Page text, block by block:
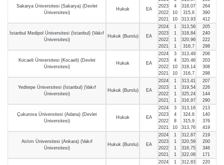
Sakarya Üniversitesi (Sakarya) (Devlet
Üniversitesi)
Hukuk EA
2023
2022
2021
4
10
10
318,07
315,6
313,93
264
390
412
İstanbul Medipol Üniversitesi (İstanbul) (Vakıf
Üniversitesi)
Hukuk (Burslu) EA
2024
2023
2022
2021
1
1
1
1
313,56
318,84
320,96
316,7
205
240
222
298
Kocaeli Üniversitesi (Kocaeli) (Devlet
Üniversitesi)
Hukuk EA
2024
2023
2022
2021
3
4
10
10
313,49
320,46
318,14
316,7
206
203
308
298
Yeditepe Üniversitesi (İstanbul) (Vakıf
Üniversitesi)
Hukuk (Burslu) EA
2024
2023
2022
2021
1
1
1
1
313,41
319,54
325,24
316,97
207
226
144
290
Çukurova Üniversitesi (Adana) (Devlet
Üniversitesi)
Hukuk EA
2024
2023
2022
2021
3
4
8
10
313,16
324,6
315,9
313,76
213
140
376
419
Atılım Üniversitesi (Ankara) (Vakıf
Üniversitesi)
Hukuk (Burslu) EA
2024
2023
2022
2021
1
1
1
1
312,87
320,59
316,75
322,08
219
200
346
171
2024
1
312,83
220